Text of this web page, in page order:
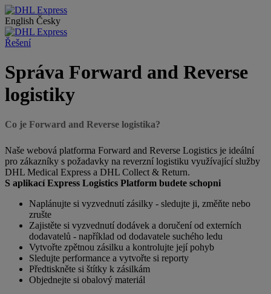
English Česky
Řešení
Správa Forward and Reverse
logistiky
Co je Forward and Reverse logistika?
Naše webová platforma Forward and Reverse Logistics je ideální
pro zákazníky s požadavky na reverzní logistiku využívající služby
DHL Medical Express a DHL Collect & Return.
S aplikací Express Logistics Platform budete schopni
Naplánujte si vyzvednutí zásilky - sledujte ji, změňte nebo
zrušte
Zajistěte si vyzvednutí dodávek a doručení od externích
dodavatelů - například od dodavatele suchého ledu
Vytvořte zpětnou zásilku a kontrolujte její pohyb
Sledujte performance a vytvořte si reporty
Předtiskněte si štítky k zásilkám
Objednejte si obalový materiál